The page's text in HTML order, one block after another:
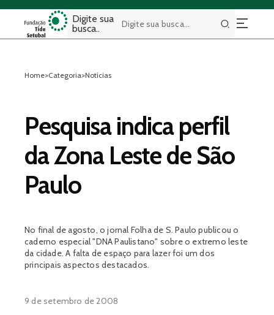
Digite sua
busca..
Buscar
Home>Categoria>Notícias
Pesquisa indica perfil
da Zona Leste de São
Paulo
No final de agosto, o jornal Folha de S. Paulo publicou o
caderno especial "DNA Paulistano" sobre o extremo leste
da cidade. A falta de espaço para lazer foi um dos
principais aspectos destacados.
9 de setembro de 2008